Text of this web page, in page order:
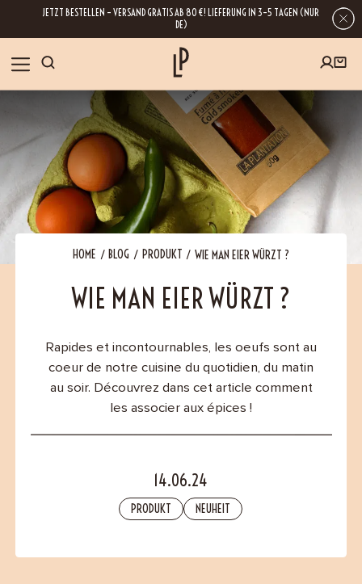
JETZT BESTELLEN – VERSAND GRATIS AB 80 €! LIEFERUNG IN 3–5 TAGEN (NUR
DE)
SHOP
GESCHENKE
BLOG
REZEPTE
BESUCHEN
ÜBER UNS
Contact
HOME BLOG PRODUKT WIE MAN EIER WÜRZT ?
WIE MAN EIER WÜRZT ?
Rapides et incontournables, les oeufs sont au
coeur de notre cuisine du quotidien, du matin
au soir. Découvrez dans cet article comment
les associer aux épices !
14.06.24
PRODUKT NEUHEIT
Wenn Sie Ihre E-Mail-Adresse hinterlassen, erhalten Sie Zugang zu unseren
Newslettern, die reich an Tipps, Inspirationen und Informationen über unsere
neuesten Entwicklungen sind. Selbstverständlich ist eine Abmeldung
jederzeit möglich.